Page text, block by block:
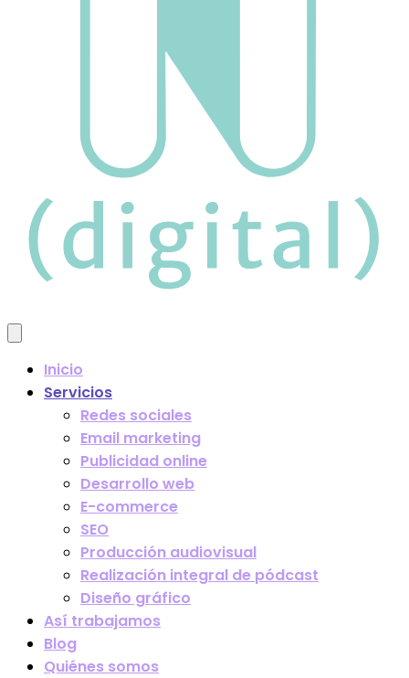
Inicio
Servicios
Redes sociales
Email marketing
Publicidad online
Desarrollo web
E-commerce
SEO
Producción audiovisual
Realización integral de pódcast
Diseño gráfico
Así trabajamos
Blog
Quiénes somos